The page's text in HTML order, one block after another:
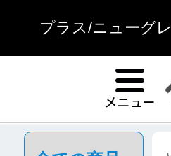
プラス/ニューグ